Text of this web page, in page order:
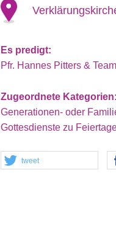
Es predigt:
Pfr. Hannes Pitters & Team
Zugeordnete Kategorien:
Generationen- oder
Gottesdienste zu
tweet